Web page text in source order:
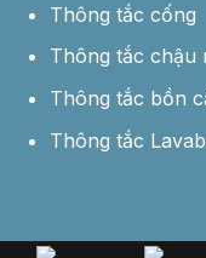
Thông tắc cống
Thông tắc chậu
Thông tắc bồn
Thông tắc